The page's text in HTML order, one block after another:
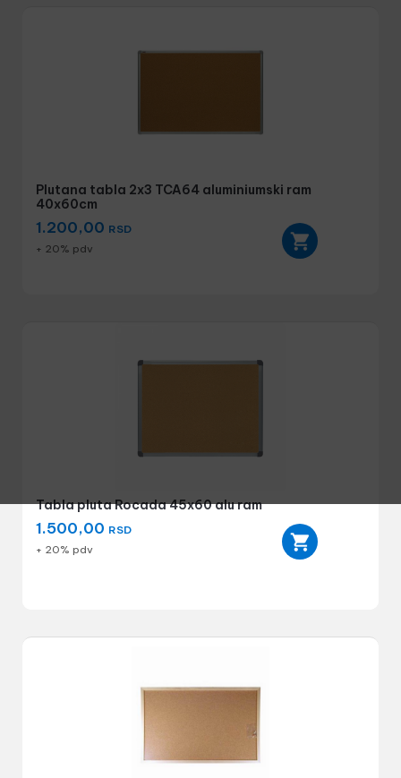
Plutana tabla 2x3 TCA64 aluminiumski ram
40x60cm
1.200,00 RSD
+ 20% pdv
Tabla pluta Rocada 45x60 alu ram
1.500,00 RSD
+ 20% pdv